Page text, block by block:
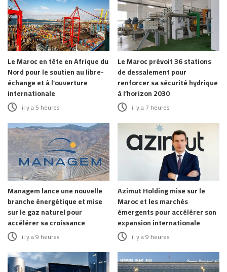
Le Maroc en tête en Afrique du
Nord pour le soutien au libre-
échange et à l’ouverture
internationale
il y a 5 heures
Le Maroc prévoit 36 stations
de dessalement pour
renforcer sa sécurité hydrique
à l’horizon 2030
il y a 7 heures
Managem lance une nouvelle
branche énergétique et mise
sur le gaz naturel pour
accélérer sa croissance
il y a 9 heures
Azimut Holding mise sur le
Maroc et les marchés
émergents pour accélérer son
expansion internationale
il y a 9 heures